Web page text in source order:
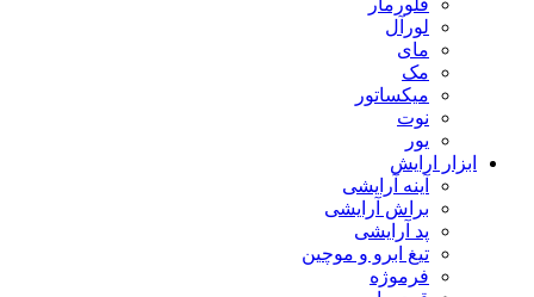
لورآل
مای
مک
میکساتور
نوت
یور
ابزار ارایش
آینه آرایشی
براش آرایشی
پد آرایشی
تیغ ابرو و موچین
فرموژه